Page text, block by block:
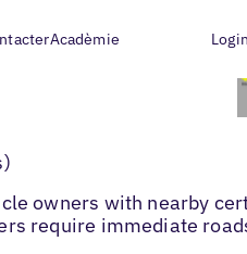
Acadèmie Login
owners with nearby
require immediate